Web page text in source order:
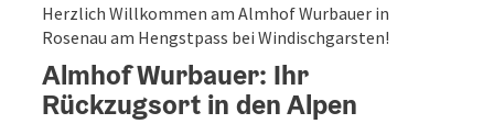
Herzlich Willkommen am Almhof Wurbauer in
Rosenau am Hengstpass bei Windischgarsten!
Almhof Wurbauer: Ihr
Rückzugsort in den Alpen